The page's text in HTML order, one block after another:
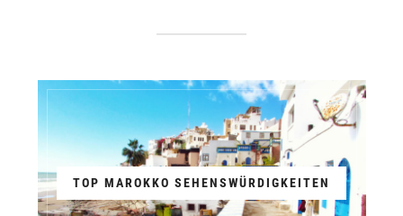
TOP MAROKKO SEHENSWÜRDIGKEITEN